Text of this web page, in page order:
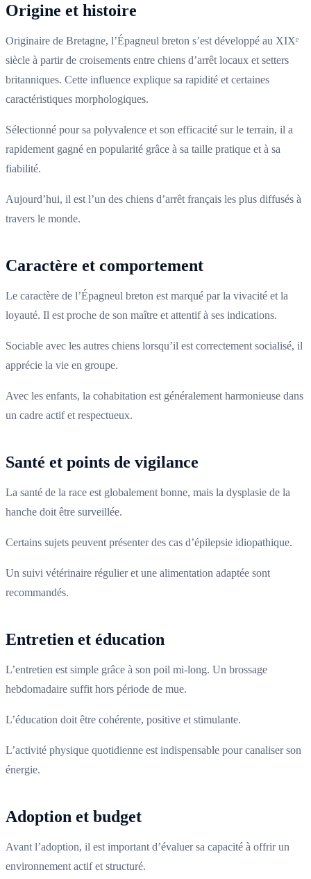
Origine et histoire
Originaire de Bretagne, l’Épagneul breton s’est développé au XIXᵉ
siècle à partir de croisements entre chiens d’arrêt locaux et setters
britanniques. Cette influence explique sa rapidité et certaines
caractéristiques morphologiques.
Sélectionné pour sa polyvalence et son efficacité sur le terrain, il a
rapidement gagné en popularité grâce à sa taille pratique et à sa
fiabilité.
Aujourd’hui, il est l’un des chiens d’arrêt français les plus diffusés à
travers le monde.
Caractère et comportement
Le caractère de l’Épagneul breton est marqué par la vivacité et la
loyauté. Il est proche de son maître et attentif à ses indications.
Sociable avec les autres chiens lorsqu’il est correctement socialisé, il
apprécie la vie en groupe.
Avec les enfants, la cohabitation est généralement harmonieuse dans
un cadre actif et respectueux.
Santé et points de vigilance
La santé de la race est globalement bonne, mais la dysplasie de la
hanche doit être surveillée.
Certains sujets peuvent présenter des cas d’épilepsie idiopathique.
Un suivi vétérinaire régulier et une alimentation adaptée sont
recommandés.
Entretien et éducation
L’entretien est simple grâce à son poil mi-long. Un brossage
hebdomadaire suffit hors période de mue.
L’éducation doit être cohérente, positive et stimulante.
L’activité physique quotidienne est indispensable pour canaliser son
énergie.
Adoption et budget
Avant l’adoption, il est important d’évaluer sa capacité à offrir un
environnement actif et structuré.